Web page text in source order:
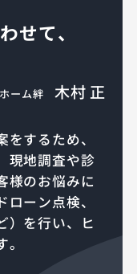
せて、
ーム絆 木村 正
するため、
現地調査や診
様のお悩みに
ーン点検、
）を行い、ヒ